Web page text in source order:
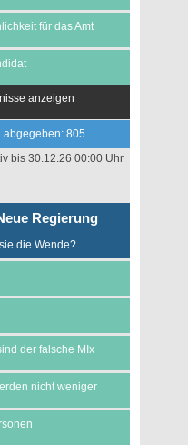
für das Amt
anzeigen
abgegeben: 805
bis 30.12.26 00:00 Uhr
Regierung
die Wende?
der falsche MIx
nicht weniger